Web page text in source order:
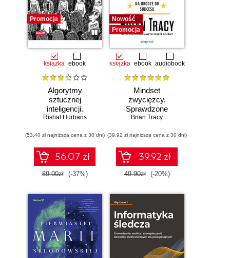
Promocja
książka ebook
Algorytmy
sztucznej
inteligencji.
Ilustrowany
Rishal Hurbans
(53,40 zł najniższa cena z 30 dni)
56.07 zł
89.00zł (-37%)
Nowość
Promocja
książka ebook audiobook
Mindset
zwycięzcy.
Sprawdzone
strategie na drodze
Brian Tracy
(39,92 zł najniższa cena z 30 dni)
39.92 zł
49.90zł (-20%)